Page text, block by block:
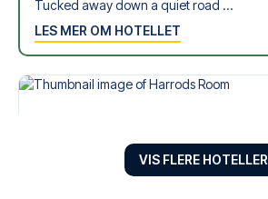
Tucked away down a quiet road ...
LES MER OM HOTELLET
VIS FLERE HOTELLER